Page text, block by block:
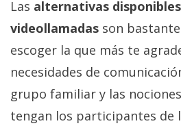
El medio de
comunicación
digital donde
encontrarás
noticias sobre
tecnología,
móviles,
Las alternativas
videollamadas son
escoger la que más te
necesidades de
grupo familiar y las
tengan los participantes de